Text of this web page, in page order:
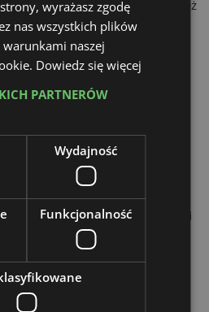
4). Awariom zapobiegają również
okresowej konserwacji i
uchylnie i wyciągane na boki
znakomity dostęp do
oraz hydrauliki i układu
łatwo dostępne są również
bieżącej kontroli.
Podnośniki nożycowe
Czytaj aktualności techniki
Prenumeratę
wyrażasz zgodę
nas wszystkich plików
naszej
Dowiedz się więcej
PARTNERÓW
Wydajność
Funkcjonalność